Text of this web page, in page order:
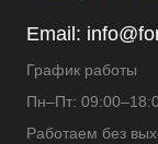
Email:
График работы
Пн–Пт:
Работаем без